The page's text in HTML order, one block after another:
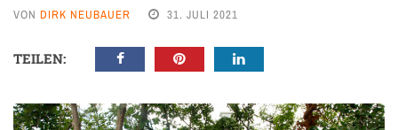
VON DIRK NEUBAUER 31. JULI 2021
TEILEN: